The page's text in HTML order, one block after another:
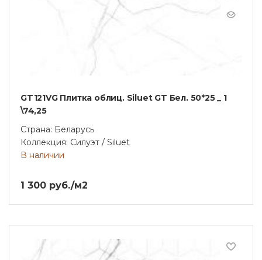
GT121VG Плитка облиц. Siluet GT Бел. 50*25 _ 1
\74,25
Страна: Беларусь
Коллекция: Силуэт / Siluet
В наличии
1 300 руб./м2